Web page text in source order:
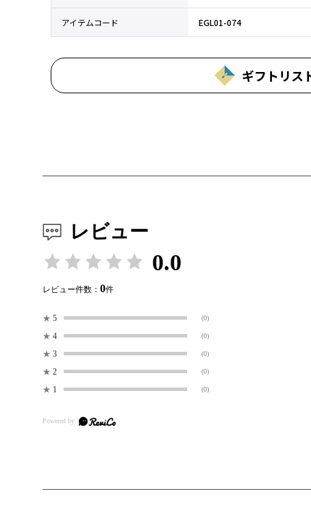
アイテムコード EGL01-074
ギフトリス
レビュー
0.0
レビュー件数： 0件
★ 5 (0)
★ 4 (0)
★ 3 (0)
★ 2 (0)
★ 1 (0)